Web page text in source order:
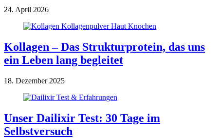
24. April 2026
Kollagen – Das Strukturprotein, das uns
ein Leben lang begleitet
18. Dezember 2025
Unser Dailixir Test: 30 Tage im
Selbstversuch